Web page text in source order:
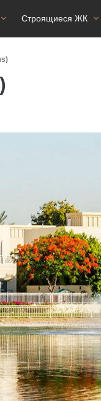
Строящиеся ЖК